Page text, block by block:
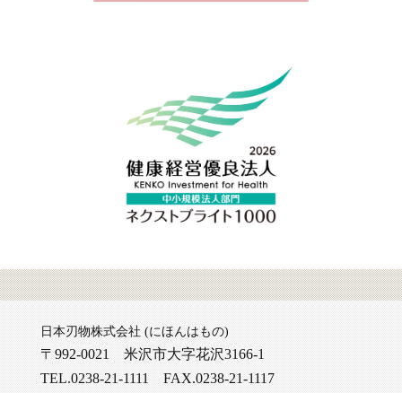
日本刃物株式会社 (にほんはもの)
〒992-0021 米沢市大字花沢3166-1
TEL.0238-21-1111 FAX.0238-21-1117